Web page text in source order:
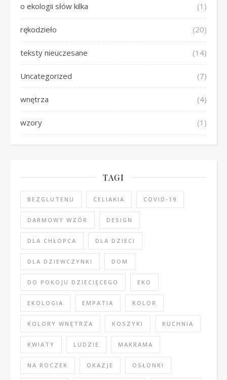
o ekologii słów kilka (1)
rękodzieło (20)
teksty nieuczesane (14)
Uncategorized (7)
wnętrza (4)
wzory (1)
TAGI
BEZGLUTENU CELIAKIA COVID-19
DARMOWY WZÓR DESIGN
DLA CHŁOPCA DLA DZIECI
DLA DZIEWCZYNKI DOM
DO POKOJU DZIECIĘCEGO EKO
EKOLOGIA EMPATIA KOLOR
KOLORY WNĘTRZA KOSZYKI KUCHNIA
KWIATY LUDZIE MAKRAMA
NA ROCZEK OKAZJE OSŁONKI